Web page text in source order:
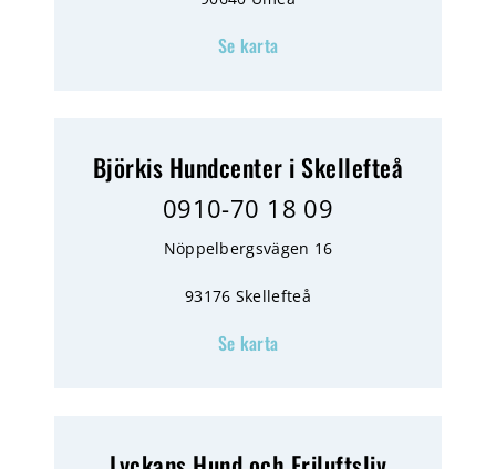
Se karta
Björkis Hundcenter i Skellefteå
0910-70 18 09
Nöppelbergsvägen 16
93176 Skellefteå
Se karta